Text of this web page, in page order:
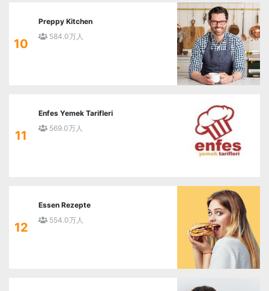
10
Preppy Kitchen
584.0万人
11
Enfes Yemek Tarifleri
569.0万人
12
Essen Rezepte
554.0万人